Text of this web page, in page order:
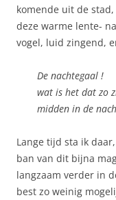
komende uit de
deze warme lente-
vogel, luid zingend,
De nachtegaal !
wat is het dat zo
midden in de
Lange tijd sta ik
ban van dit bijna
langzaam verder in
best zo weinig